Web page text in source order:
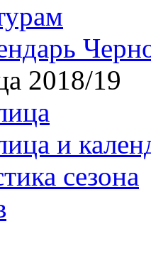
2018/19
и
сезона